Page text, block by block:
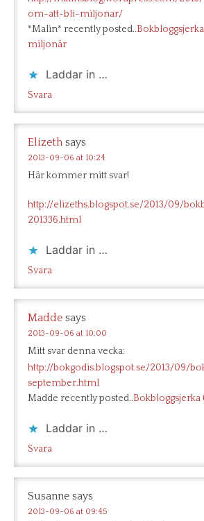
om-att-bli-miljonar/
*Malin* recently posted..
miljonär
Laddar in …
Svara
Elizeth says
2013-09-06 at 10:24
Här kommer mitt svar!
http://elizeths.blogspot.se/2013/09/
201336.html
Laddar in …
Svara
Madde says
2013-09-06 at 10:00
Mitt svar denna vecka:
http://bokgodis.blogspot.se/2013/09/
september.html
Madde recently posted..Bokbloggsjerka
Laddar in …
Svara
Susanne says
2013-09-06 at 09:45